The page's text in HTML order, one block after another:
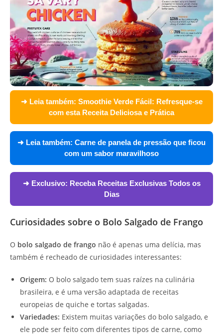
➜ Leia também: Smoothie Verde Fácil: Refresque-se
com esta Receita Deliciosa e Prática
➜ Leia também: Carne de panela de pressão que ficou
com um sabor maravilhoso
➜ Exclusivo: Receba Receitas Exclusivas Todos os
Dias
Curiosidades sobre o Bolo Salgado de Frango
O bolo salgado de frango não é apenas uma delícia, mas
também é recheado de curiosidades interessantes:
Origem: O bolo salgado tem suas raízes na culinária
brasileira, e é uma versão adaptada de receitas
europeias de quiche e tortas salgadas.
Variedades: Existem muitas variações do bolo salgado, e
ele pode ser feito com diferentes tipos de carne, como